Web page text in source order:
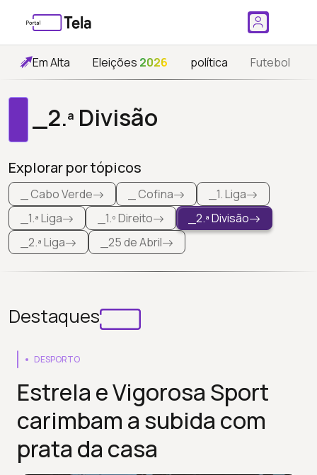
Em Alta Eleições 2026 política Futebol
_2.ª Divisão
Explorar por tópicos
_ Cabo Verde _ Cofina
_1. Liga
_1.ª Liga
_1.º Direito
_2.ª Divisão
_2.ª Liga
_25 de Abril
Destaques
DESPORTO
Estrela e Vigorosa Sport
carimbam a subida com
prata da casa